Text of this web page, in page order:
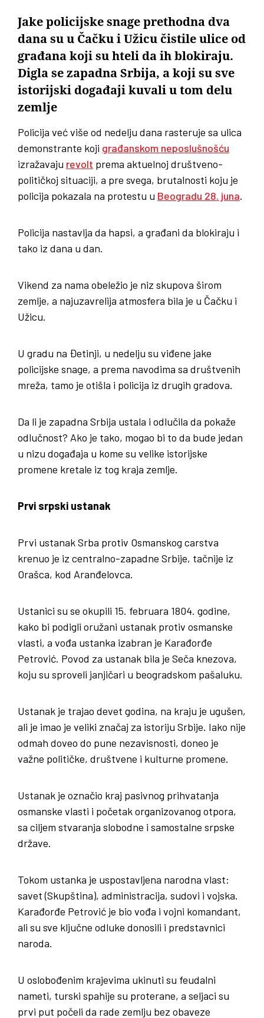
Jake policijske snage prethodna dva
dana su u Čačku i Užicu čistile ulice od
građana koji su hteli da ih blokiraju.
Digla se zapadna Srbija, a koji su sve
istorijski događaji kuvali u tom delu
zemlje
Policija već više od nedelju dana rasteruje sa ulica
demonstrante koji građanskom neposlušnošću
izražavaju revolt prema aktuelnoj društveno-
političkoj situaciji, a pre svega, brutalnosti koju je
policija pokazala na protestu u Beogradu 28. juna.
Policija nastavlja da hapsi, a građani da blokiraju i
tako iz dana u dan.
Vikend za nama obeležio je niz skupova širom
zemlje, a najuzavrelija atmosfera bila je u Čačku i
Užicu.
U gradu na Đetinji, u nedelju su viđene jake
policijske snage, a prema navodima sa društvenih
mreža, tamo je otišla i policija iz drugih gradova.
Da li je zapadna Srbija ustala i odlučila da pokaže
odlučnost? Ako je tako, mogao bi to da bude jedan
u nizu događaja u kome su velike istorijske
promene kretale iz tog kraja zemlje.
Prvi srpski ustanak
Prvi ustanak Srba protiv Osmanskog carstva
krenuo je iz centralno-zapadne Srbije, tačnije iz
Orašca, kod Aranđelovca.
Ustanici su se okupili 15. februara 1804. godine,
kako bi podigli oružani ustanak protiv osmanske
vlasti, a vođa ustanka izabran je Karađorđe
Petrović. Povod za ustanak bila je Seča knezova,
koju su sproveli janjičari u beogradskom pašaluku.
Ustanak je trajao devet godina, na kraju je ugušen,
ali je imao je veliki značaj za istoriju Srbije. Iako nije
odmah doveo do pune nezavisnosti, doneo je
važne političke, društvene i kulturne promene.
Ustanak je označio kraj pasivnog prihvatanja
osmanske vlasti i početak organizovanog otpora,
sa ciljem stvaranja slobodne i samostalne srpske
države.
Tokom ustanka je uspostavljena narodna vlast:
savet (Skupština), administracija, sudovi i vojska.
Karađorđe Petrović je bio vođa i vojni komandant,
ali su sve ključne odluke donosili i predstavnici
naroda.
U oslobođenim krajevima ukinuti su feudalni
nameti, turski spahije su proterane, a seljaci su
prvi put počeli da rade zemlju bez obaveze